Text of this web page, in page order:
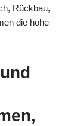
Rückbau,
die hohe